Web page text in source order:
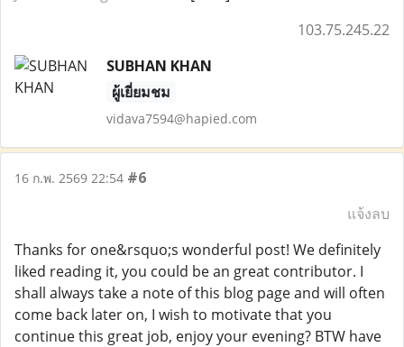
103.75.245.22
SUBHAN KHAN
ผู้เยี่ยมชม
vidava7594@hapied.com
16 ก.พ. 2569 22:54 #6
แจ้งลบ
Thanks for one&rsquo;s wonderful post! We definitely
liked reading it, you could be an great contributor. I
shall always take a note of this blog page and will often
come back later on, I wish to motivate that you
continue this great job, enjoy your evening? BTW have